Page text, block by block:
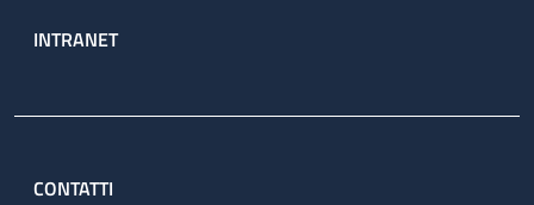
INTRANET
CONTATTI